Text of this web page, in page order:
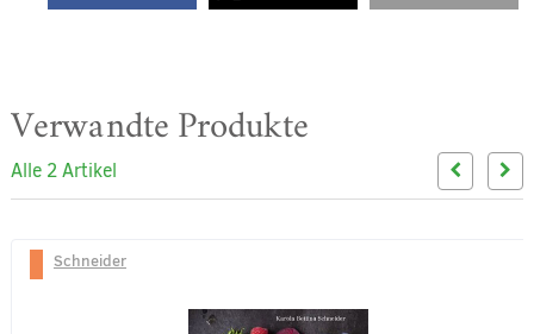
Verwandte Produkte
Alle 2 Artikel
Schneider